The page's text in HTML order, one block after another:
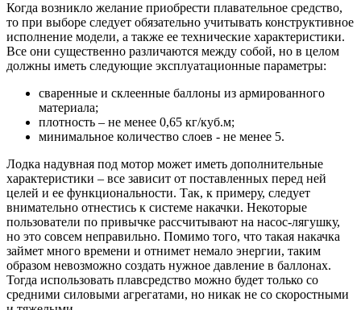
Когда возникло желание приобрести плавательное средство,
то при выборе следует обязательно учитывать конструктивное
исполнение модели, а также ее технические характеристики.
Все они существенно различаются между собой, но в целом
должны иметь следующие эксплуатационные параметры:
сваренные и склеенные баллоны из армированного
материала;
плотность – не менее 0,65 кг/куб.м;
минимальное количество слоев - не менее 5.
Лодка надувная под мотор может иметь дополнительные
характеристики – все зависит от поставленных перед ней
целей и ее функциональности. Так, к примеру, следует
внимательно отнестись к системе накачки. Некоторые
пользователи по привычке рассчитывают на насос-лягушку,
но это совсем неправильно. Помимо того, что такая накачка
займет много времени и отнимет немало энергии, таким
образом невозможно создать нужное давление в баллонах.
Тогда использовать плавсредство можно будет только со
средними силовыми агрегатами, но никак не со скоростными